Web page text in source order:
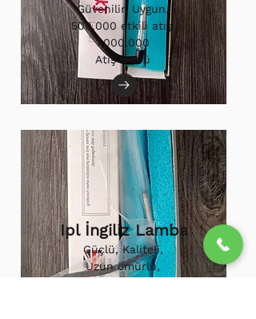
Güvenilir, Uygun,
500.000 etkili atış.
1.000.000
Atış Ömrü
Ipl İngiliz Lamba
Güçlü, Kaliteli,
Uzun ömürlü,